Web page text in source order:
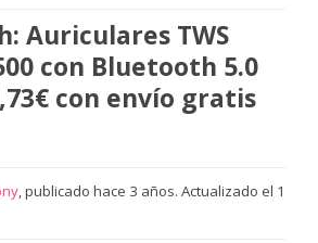
Auriculares TWS
con Bluetooth 5.0
con envío gratis
, publicado hace 3 años. Actualizado el 1